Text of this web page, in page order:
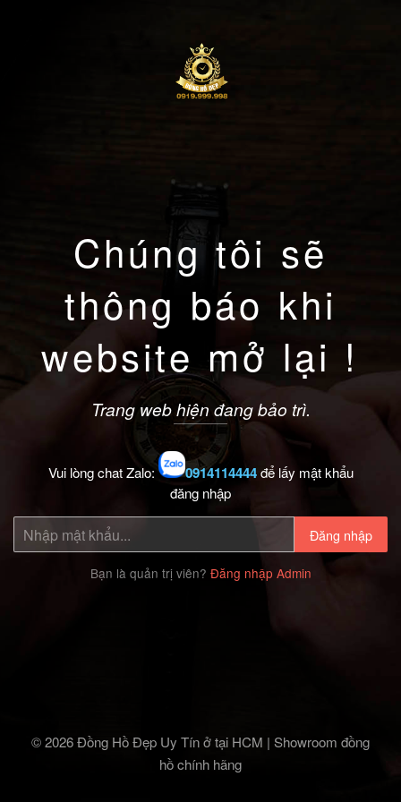
Chúng tôi sẽ
thông báo khi
website mở lại !
Trang web hiện đang bảo trì.
Vui lòng chat Zalo: 0914114444để lấy mật khẩu
đăng nhập
Đăng nhập
Bạn là quản trị viên? Đăng nhập Admin
© 2026 Đồng Hồ Đẹp Uy Tín ở tại HCM | Showroom đồng
hồ chính hãng‎